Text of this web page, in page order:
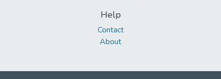
Help
Contact
About